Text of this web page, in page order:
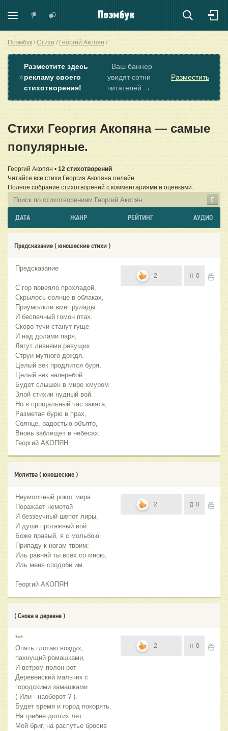
Поэмбук Стихи Георгий Акопян
⭐
Разместите здесь
рекламу своего
стихотворения!
Ваш баннер
увидят сотни
читателей →
Разместить
Стихи Георгия Акопяна — самые
популярные.
Георгий Акопян • 12 стихотворений
Читайте все стихи Георгия Акопяна онлайн.
Полное собрание стихотворений с комментариями и оценками.
ДАТА ЖАНР РЕЙТИНГ АУДИО
Предсказание ( юношеские стихи )
Предсказание
С гор повеяло прохладой,
Скрылось солнце в облаках,
Приумолкли вмиг рулады
И беспечный гомон птах.
Скоро тучи станут гуще
И над долами паря,
Лягут ливнями ревущих
Струи мутного дождя.
Целый век продлится буря,
Целый век наперебой
Будет слышен в мире хмуром
Злой стихии нудный вой.
Но в прощальный час заката,
Разметая бурю в прах,
Солнце, радостью объято,
Вновь заблещет в небесах.
Георгий АКОПЯН
2 0
Молитва ( юношеские )
Неумолчный рокот мира
Поражает немотой
И беззвучный шепот лиры,
И души протяжный вой.
Боже правый, я с мольбою
Припаду к ногам твоим:
Иль равняй ты всех со мною,
Иль меня сподоби им.
Георгий АКОПЯН
2 0
( Снова в деревне )
***
Опять глотаю воздух,
пахнущий ромашками,
И ветром полон рот -
Деревенский мальчик с
городскими замашками
( Или - наоборот ? ).
Будет время и город покорять.
На гребне долгих лет
Мой бриг, на распутье бросив
2 0